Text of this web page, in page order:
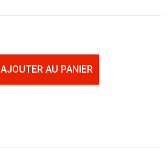
AJOUTER AU PANIER